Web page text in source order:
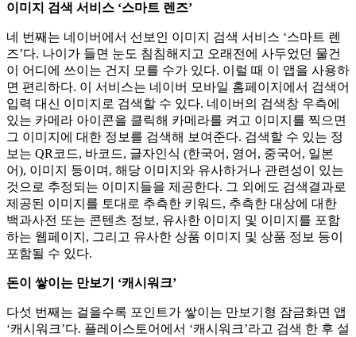
이미지 검색 서비스 ‘스마트 렌즈’
네 번째는 네이버에서 선보인 이미지 검색 서비스 ‘스마트 렌
즈’다. 나이가 들면 눈도 침침해지고 오래전에 사두었던 물건
이 어디에 쓰이는 건지 모를 수가 있다. 이럴 때 이 앱을 사용하
면 편리하다. 이 서비스는 네이버 모바일 홈페이지에서 검색어
입력 대신 이미지로 검색할 수 있다. 네이버의 검색창 우측에
있는 카메라 아이콘을 클릭해 카메라를 켜고 이미지를 찍으면
그 이미지에 대한 정보를 검색해 보여준다. 검색할 수 있는 정
보는 QR코드, 바코드, 글자인식 (한국어, 영어, 중국어, 일본
어), 이미지 등이며, 해당 이미지와 유사하거나 관련성이 있는
것으로 추정되는 이미지들을 제공한다. 그 외에도 검색결과로
제공된 이미지를 토대로 추측한 키워드, 추측한 대상에 대한
백과사전 또는 콘텐츠 정보, 유사한 이미지 및 이미지를 포함
하는 웹페이지, 그리고 유사한 상품 이미지 및 상품 정보 등이
포함될 수 있다.
돈이 쌓이는 만보기 ‘캐시워크’
다섯 번째는 걸을수록 포인트가 쌓이는 만보기형 잠금화면 앱
‘캐시워크’다. 플레이스토어에서 ‘캐시워크’라고 검색 한 후 설